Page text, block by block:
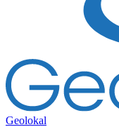
Geolokal